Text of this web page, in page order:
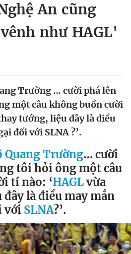
Tin 360
Magazine
Bạn cần biết
Liên hệ quảng cáo
An cũng
như HAGL'
Trường … cười phá lên
một câu không buồn cười
tướng, liệu đây là điều
đối với SLNA ?’.
Quang Trường… cười
tôi hỏi ông một câu
tí nào: ‘HAGLvừa
là điều may mắn
với SLNA?’.